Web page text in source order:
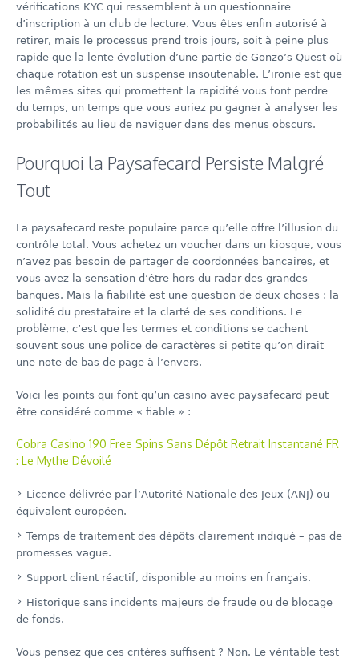
vérifications KYC qui ressemblent à un questionnaire
d’inscription à un club de lecture. Vous êtes enfin autorisé à
retirer, mais le processus prend trois jours, soit à peine plus
rapide que la lente évolution d’une partie de Gonzo’s Quest où
chaque rotation est un suspense insoutenable. L’ironie est que
les mêmes sites qui promettent la rapidité vous font perdre
du temps, un temps que vous auriez pu gagner à analyser les
probabilités au lieu de naviguer dans des menus obscurs.
Pourquoi la Paysafecard Persiste Malgré
Tout
La paysafecard reste populaire parce qu’elle offre l’illusion du
contrôle total. Vous achetez un voucher dans un kiosque, vous
n’avez pas besoin de partager de coordonnées bancaires, et
vous avez la sensation d’être hors du radar des grandes
banques. Mais la fiabilité est une question de deux choses : la
solidité du prestataire et la clarté de ses conditions. Le
problème, c’est que les termes et conditions se cachent
souvent sous une police de caractères si petite qu’on dirait
une note de bas de page à l’envers.
Voici les points qui font qu’un casino avec paysafecard peut
être considéré comme « fiable » :
Cobra Casino 190 Free Spins Sans Dépôt Retrait Instantané FR
: Le Mythe Dévoilé
Licence délivrée par l’Autorité Nationale des Jeux (ANJ) ou
équivalent européen.
Temps de traitement des dépôts clairement indiqué – pas de
promesses vague.
Support client réactif, disponible au moins en français.
Historique sans incidents majeurs de fraude ou de blocage
de fonds.
Vous pensez que ces critères suffisent ? Non. Le véritable test